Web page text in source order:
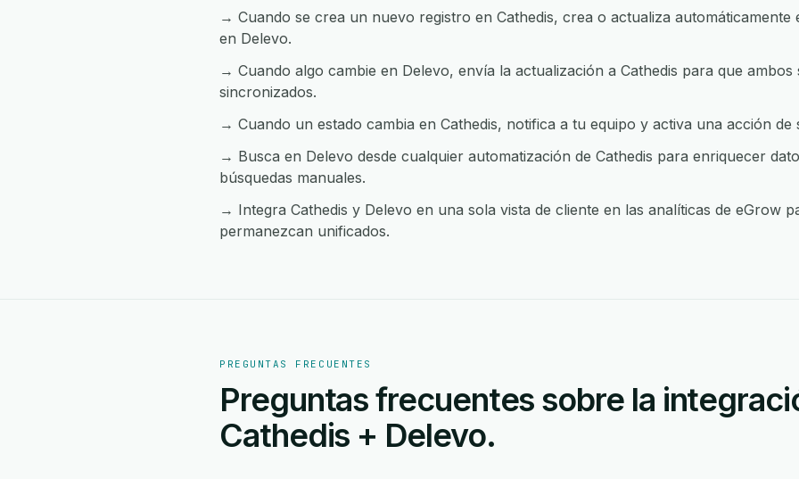
→ Cuando se crea un nuevo registro en Cathedis, crea o actualiza
en Delevo.
→ Cuando algo cambie en Delevo, envía la actualización a Cathedis para que ambos
sincronizados.
→ Cuando un estado cambia en Cathedis, notifica a tu equipo y activa una acción de
→ Busca en Delevo desde cualquier automatización de Cathedis para enriquecer
búsquedas manuales.
→ Integra Cathedis y Delevo en una sola vista de cliente en las analíticas de eGrow
permanezcan unificados.
PREGUNTAS FRECUENTES
Preguntas frecuentes sobre la
Cathedis + Delevo.